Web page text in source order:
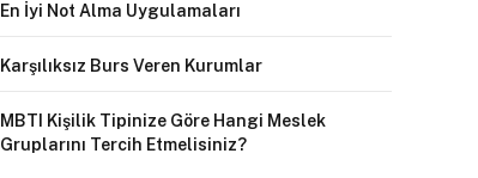
En İyi Not Alma Uygulamaları
Karşılıksız Burs Veren Kurumlar
MBTI Kişilik Tipinize Göre Hangi Meslek
Gruplarını Tercih Etmelisiniz?